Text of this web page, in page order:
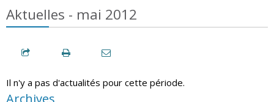
Aktuelles - mai 2012
Il n'y a pas d'actualités pour cette période.
Archives